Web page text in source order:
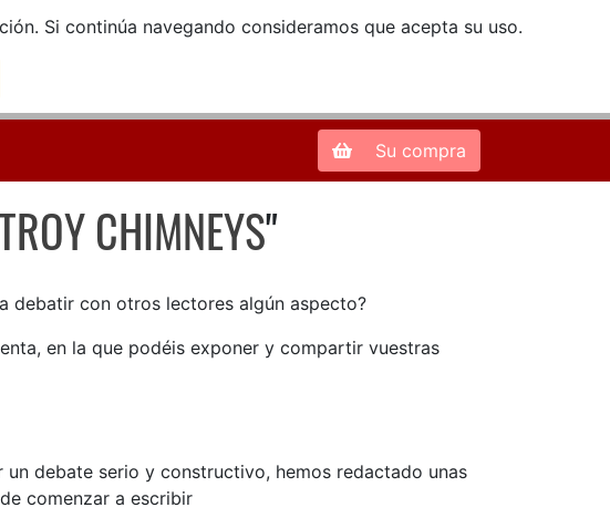
Si continúa navegando consideramos que acepta su uso.
Zona de Clientes
Su compra
CHIMNEYS
CHIMNEYS"
debatir con otros lectores algún aspecto?
en la que podéis exponer y compartir vuestras
debate serio y constructivo, hemos redactado unas
comenzar a escribir